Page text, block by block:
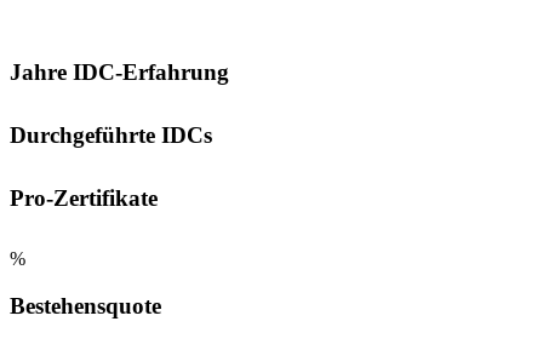
Jahre IDC-Erfahrung
Durchgeführte IDCs
Pro-Zertifikate
%
Bestehensquote